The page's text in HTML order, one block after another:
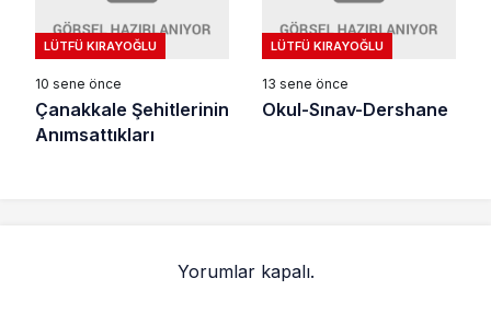
LÜTFÜ KIRAYOĞLU
10 sene önce
Çanakkale Şehitlerinin
Anımsattıkları
LÜTFÜ KIRAYOĞLU
13 sene önce
Okul-Sınav-Dershane
Yorumlar kapalı.